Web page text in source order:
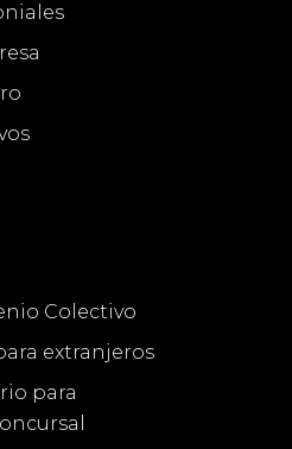
Colectivo
extranjeros
para